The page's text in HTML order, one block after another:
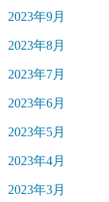
2023年9月
2023年8月
2023年7月
2023年6月
2023年5月
2023年4月
2023年3月